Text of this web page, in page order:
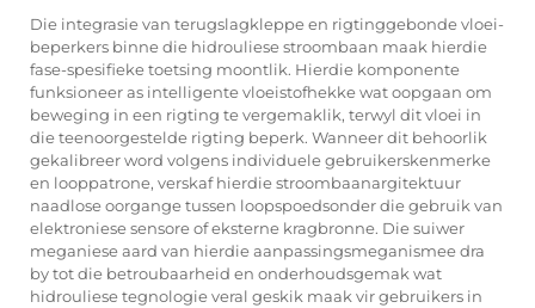
Die integrasie van terugslagkleppe en rigtinggebonde vloei-
beperkers binne die hidrouliese stroombaan maak hierdie
fase-spesifieke toetsing moontlik. Hierdie komponente
funksioneer as intelligente vloeistofhekke wat oopgaan om
beweging in een rigting te vergemaklik, terwyl dit vloei in
die teenoorgestelde rigting beperk. Wanneer dit behoorlik
gekalibreer word volgens individuele gebruikerskenmerke
en looppatrone, verskaf hierdie stroombaanargitektuur
naadlose oorgange tussen loopspoedsonder die gebruik van
elektroniese sensore of eksterne kragbronne. Die suiwer
meganiese aard van hierdie aanpassingsmeganismee dra
by tot die betroubaarheid en onderhoudsgemak wat
hidrouliese tegnologie veral geskik maak vir gebruikers in